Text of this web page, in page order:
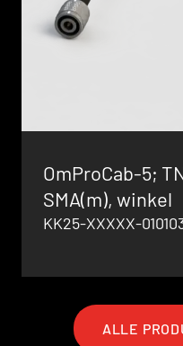
OmProCab-5;
SMA(m), winkel
KK25-XXXXX-
ALLE